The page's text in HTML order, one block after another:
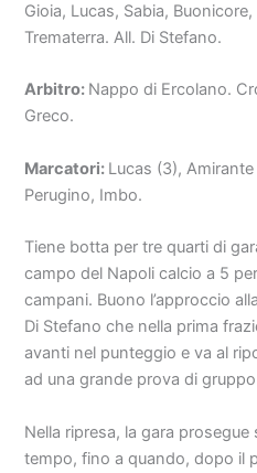
Gioia, Lucas, Sabia,
Trematerra. All. Di Stefano.
Arbitro: Nappo di Ercolano.
Greco.
Marcatori: Lucas (3),
Perugino, Imbo.
Tiene botta per tre quarti di
campo del Napoli calcio a 5
campani. Buono l’approccio
Di Stefano che nella prima
avanti nel punteggio e va al
ad una grande prova di
Nella ripresa, la gara
tempo, fino a quando, dopo il